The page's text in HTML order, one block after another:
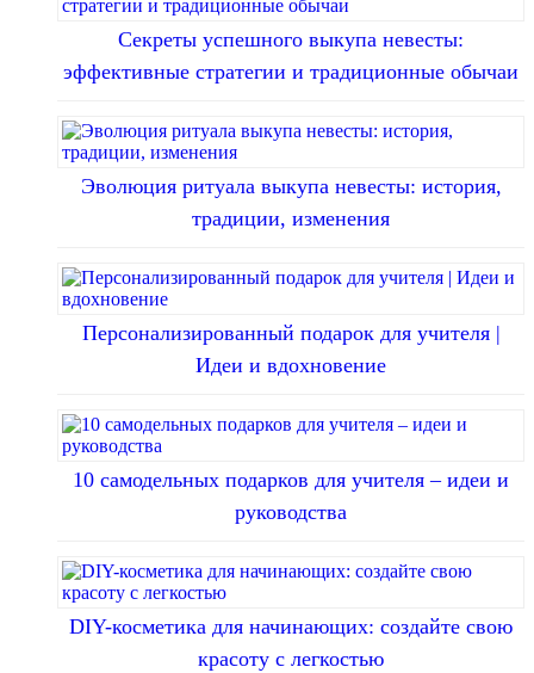
Секреты успешного выкупа невесты:
эффективные стратегии и традиционные обычаи
Эволюция ритуала выкупа невесты: история,
традиции, изменения
Персонализированный подарок для учителя |
Идеи и вдохновение
10 самодельных подарков для учителя – идеи и
руководства
DIY-косметика для начинающих: создайте свою
красоту с легкостью